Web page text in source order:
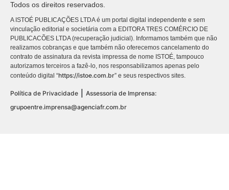
Todos os direitos reservados.
A ISTOÉ PUBLICAÇÕES LTDA é um portal digital independente e sem
vinculação editorial e societária com a EDITORA TRES COMÉRCIO DE
PUBLICACÕES LTDA (recuperação judicial). Informamos também que não
realizamos cobranças e que também não oferecemos cancelamento do
contrato de assinatura da revista impressa de nome ISTOÉ, tampouco
autorizamos terceiros a fazê-lo, nos responsabilizamos apenas pelo
conteúdo digital “https://istoe.com.br” e seus respectivos sites.
Política de Privacidade
Assessoria de Imprensa:
grupoentre.imprensa@agenciafr.com.br